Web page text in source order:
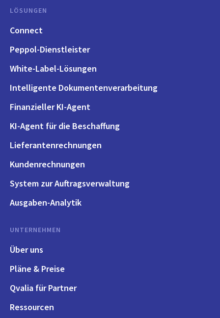
LÖSUNGEN
Connect
Peppol-Dienstleister
White-Label-Lösungen
Intelligente Dokumentenverarbeitung
Finanzieller KI-Agent
KI-Agent für die Beschaffung
Lieferantenrechnungen
Kundenrechnungen
System zur Auftragsverwaltung
Ausgaben-Analytik
UNTERNEHMEN
Über uns
Pläne & Preise
Qvalia für Partner
Ressourcen